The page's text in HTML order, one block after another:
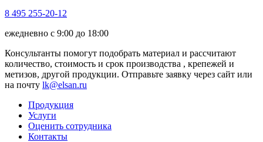
8 495 255-20-12
ежедневно с 9:00 до 18:00
Консультанты помогут подобрать материал и рассчитают
количество, стоимость и срок производства , крепежей и
метизов, другой продукции. Отправьте заявку через сайт или
на почту lk@elsan.ru
Продукция
Услуги
Оценить сотрудника
Контакты